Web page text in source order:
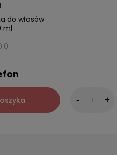
do włosów
ml
- +